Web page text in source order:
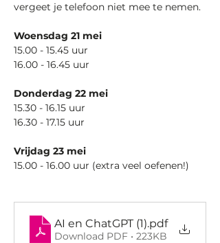
vergeet je telefoon niet mee te nemen.
Woensdag 21 mei
15.00 - 15.45 uur
16.00 - 16.45 uur
Donderdag 22 mei
15.30 - 16.15 uur
16.30 - 17.15 uur
Vrijdag 23 mei
15.00 - 16.00 uur (extra veel oefenen!)
AI en ChatGPT (1).pdf
Download PDF • 223KB